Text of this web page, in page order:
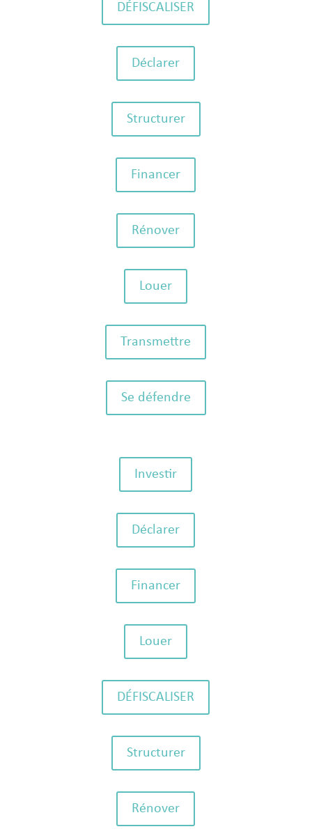
DÉFISCALISER
Déclarer
Structurer
Financer
Rénover
Louer
Transmettre
Se défendre
Investir
Déclarer
Financer
Louer
DÉFISCALISER
Structurer
Rénover